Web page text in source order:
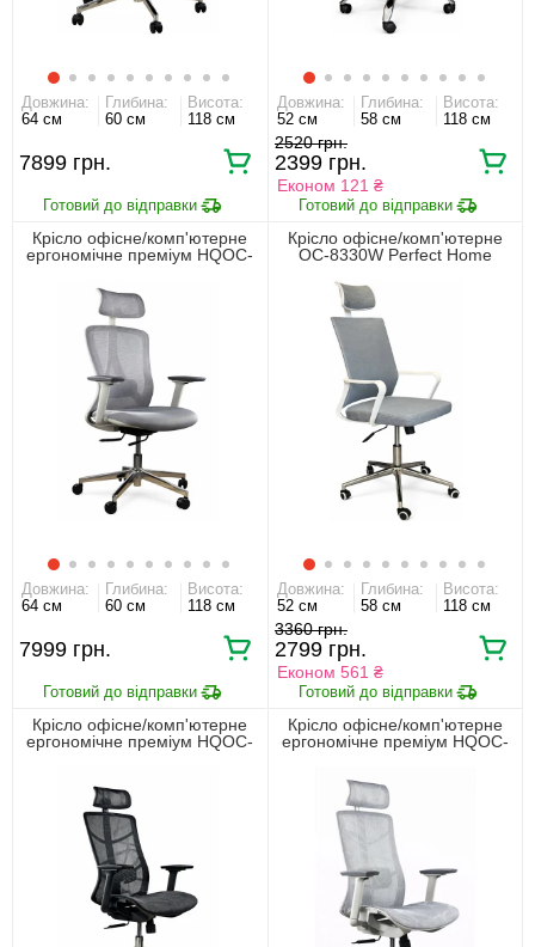
Довжина:
64 см
Глибина:
60 см
Висота:
118 см
7899
Довжина:
52 см
Глибина:
58 см
Висота:
118 см
2520
2399
Економ 121 ₴
Крісло офісне/комп'ютерне
ергономічне преміум HQOC-
Довжина:
64 см
Глибина:
60 см
Висота:
118 см
7999
Крісло офісне/комп'ютерне
OC-8330W Perfect Home
Довжина:
52 см
Глибина:
58 см
Висота:
118 см
3360
2799
Економ 561 ₴
Крісло офісне/комп'ютерне
ергономічне преміум HQOC-
Крісло офісне/комп'ютерне
ергономічне преміум HQOC-